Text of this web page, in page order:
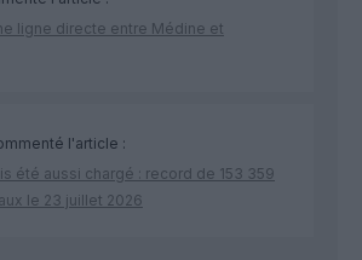
ligne directe entre Médine et
l'article :
été aussi chargé : record de 153 359
le 23 juillet 2026